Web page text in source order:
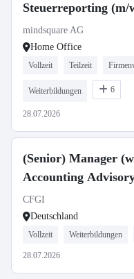
Steuerreporting (m/
mindsquare AG
Home Office
Vollzeit Teilzeit
Weiterbildungen 6
28.07.2026
(Senior) Manager
Accounting
CFGI
Deutschland
Vollzeit Weiterbildungen
28.07.2026